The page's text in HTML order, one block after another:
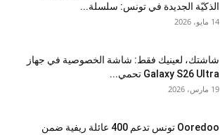
الذكيّة الجديدة في تونس: سلسلة...
14 مايو، 2026
شاشتك، لعينيك فقط: شاشة الخصوصية في جهاز
Galaxy S26 Ultra تحمي...
19 مارس، 2026
Ooredoo تونس تدعم 400 عائلة ريفية ضمن